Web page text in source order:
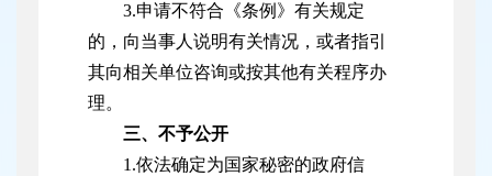
3.申请不符合《条例》有关规定
的，向当事人说明有关情况，或者指引
其向相关单位咨询或按其他有关程序办
理。
三、不予公开
1.依法确定为国家秘密的政府信